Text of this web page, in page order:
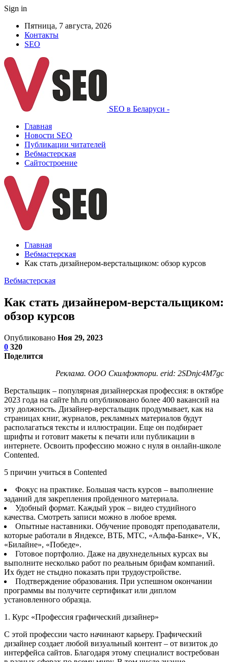
Sign in
Пятница, 7 августа, 2026
Контакты
SEO
SEO в Беларуси -
Главная
Новости SEO
Публикации читателей
Вебмастерская
Сайтостроение
Главная
Вебмастерская
Как стать дизайнером-верстальщиком: обзор курсов
Вебмастерская
Как стать дизайнером-верстальщиком:
обзор курсов
Опубликовано Ноя 29, 2023
0 320
Поделится
Реклама. ООО Скилфэктори. erid: 2SDnjc4M7gc
Верстальщик – популярная дизайнерская профессия: в октябре
2023 года на сайте hh.ru опубликовано более 400 вакансий на
эту должность. Дизайнер-верстальщик продумывает, как на
страницах книг, журналов, рекламных материалов будут
располагаться тексты и иллюстрации. Еще он подбирает
шрифты и готовит макеты к печати или публикации в
интернете. Освоить профессию можно с нуля в онлайн-школе
Contented.
5 причин учиться в Contented
Фокус на практике. Большая часть курсов – выполнение
заданий для закрепления пройденного материала.
Удобный формат. Каждый урок – видео студийного
качества. Смотреть записи можно в любое время.
Опытные наставники. Обучение проводят преподаватели,
которые работали в Яндексе, ВТБ, МТС, «Альфа-Банке», VK,
«Билайне», «Победе».
Готовое портфолио. Даже на двухнедельных курсах вы
выполните несколько работ по реальным брифам компаний.
Их будет не стыдно показать при трудоустройстве.
Подтверждение образования. При успешном окончании
программы вы получите сертификат или диплом
установленного образца.
1. Курс «Профессия графический дизайнер»
С этой профессии часто начинают карьеру. Графический
дизайнер создает любой визуальный контент – от визиток до
интерфейса сайтов. Благодаря этому специалист востребован